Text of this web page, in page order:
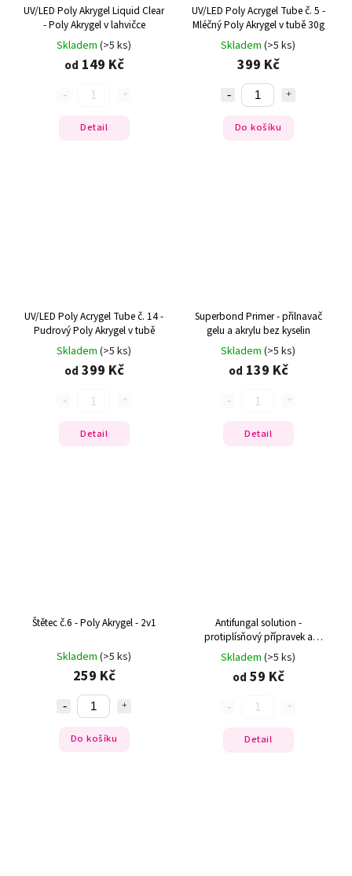
UV/LED Poly Akrygel Liquid Clear
- Poly Akrygel v lahvičce
Skladem (>5 ks)
od 149 Kč
Detail
UV/LED Poly Acrygel Tube č. 5 -
Mléčný Poly Akrygel v tubě 30g
Skladem (>5 ks)
399 Kč
Do košíku
UV/LED Poly Acrygel Tube č. 14 -
Pudrový Poly Akrygel v tubě
Skladem (>5 ks)
od 399 Kč
Detail
Superbond Primer - přilnavač
gelu a akrylu bez kyselin
Skladem (>5 ks)
od 139 Kč
Detail
Štětec č.6 - Poly Akrygel - 2v1
Skladem (>5 ks)
259 Kč
Do košíku
Antifungal solution -
protiplísňový přípravek a
prevence
Skladem (>5 ks)
od 59 Kč
Detail